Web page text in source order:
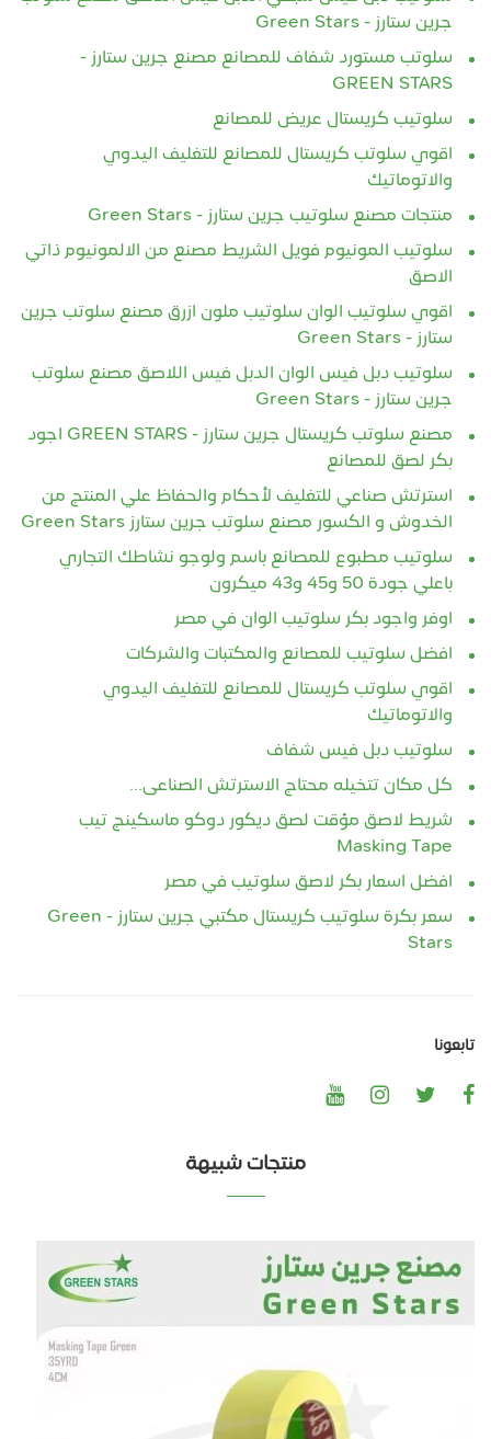
جرين ستارز - Green Stars
سلوتب مستورد شفاف للمصانع مصنع جرين ستارز -
GREEN STARS
سلوتيب كريستال عريض للمصانع
اقوي سلوتب كريستال للمصانع للتغليف اليدوي
والاتوماتيك
منتجات مصنع سلوتيب جرين ستارز - Green Stars
سلوتيب المونيوم فويل الشريط مصنع من الالمونيوم ذاتي
الاصق
اقوي سلوتيب الوان سلوتيب ملون ازرق مصنع سلوتب جرين
ستارز - Green Stars
سلوتيب دبل فيس الوان الدبل فيس اللاصق مصنع سلوتب
جرين ستارز - Green Stars
مصنع سلوتب كريستال جرين ستارز - GREEN STARS اجود
بكر لصق للمصانع
استرتش صناعي للتغليف لأحكام والحفاظ علي المنتج من
الخدوش و الكسور مصنع سلوتب جرين ستارز Green Stars
سلوتيب مطبوع للمصانع باسم ولوجو نشاطك التجاري
باعلي جودة 50 و45 و43 ميكرون
اوفر واجود بكر سلوتيب الوان في مصر
افضل سلوتيب للمصانع والمكتبات والشركات
اقوي سلوتب كريستال للمصانع للتغليف اليدوي
والاتوماتيك
سلوتيب دبل فيس شفاف
كل مكان تتخيله محتاج الاسترتش الصناعى...
شريط لاصق مؤقت لصق ديكور دوكو ماسكينج تيب
Masking Tape
افضل اسعار بكر لاصق سلوتيب في مصر
سعر بكرة سلوتيب كريستال مكتبي جرين ستارز - Green
Stars
تابعونا
منتجات شبيهة